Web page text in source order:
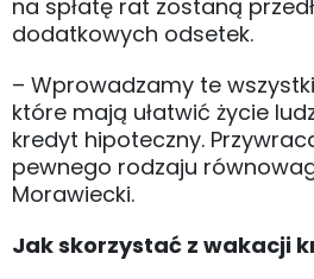
na spłatę rat zostaną
dodatkowych odsetek.
– Wprowadzamy te
które mają ułatwić życie
kredyt hipoteczny.
pewnego rodzaju
Morawiecki.
Jak skorzystać z wakacji